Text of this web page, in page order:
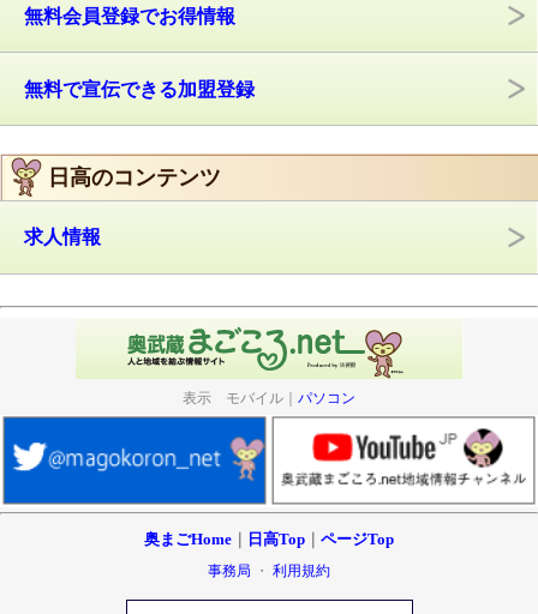
無料会員登録でお得情報
無料で宣伝できる加盟登録
日高のコンテンツ
求人情報
表示 モバイル｜ パソコン
奥まごHome 日高Top ページTop
事務局 ・ 利用規約